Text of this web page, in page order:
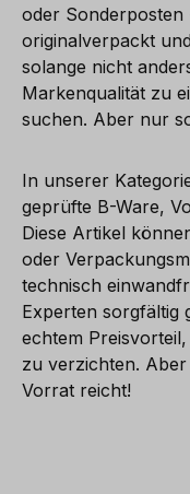
oder Sonderposten
originalverpackt
solange nicht
Markenqualität zu
suchen. Aber nur
In unserer
geprüfte B-Ware,
Diese Artikel
oder
technisch
Experten sorgfältig
echtem
zu verzichten.
Vorrat reicht!